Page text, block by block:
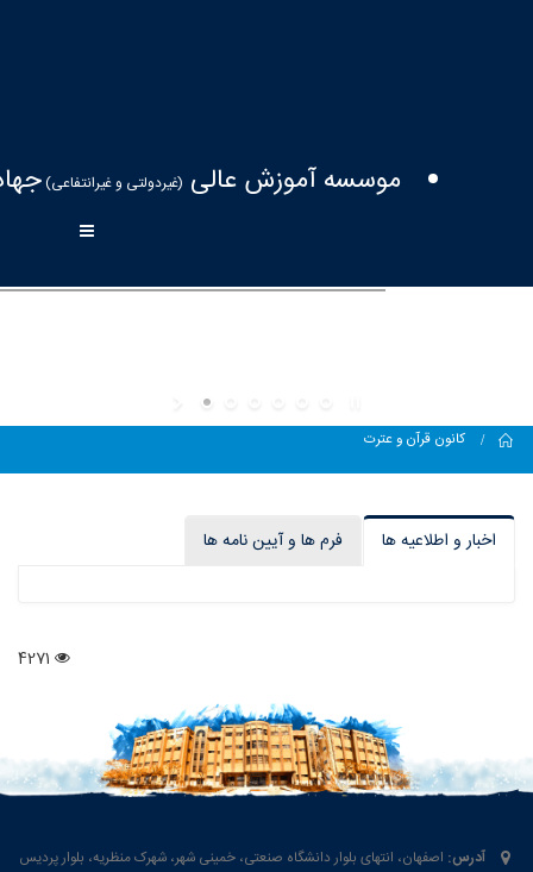
موسسه آموزش عالی (غیردولتی و غیرانتفاعی)
Home
کانون قرآن و عترت
اخبار و اطلاعیه ها فرم ها و آیین نامه ها
آدرس: اصفهان، انتهای بلوار دانشگاه صنعتی، خمینی شهر، شهرک منظریه، بلوار پردیس